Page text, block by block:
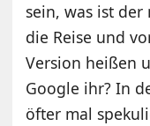
sein, was ist
die Reise und
Version heißen
Google ihr? In
öfter mal